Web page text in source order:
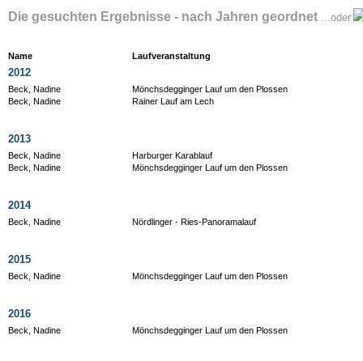
Die gesuchten Ergebnisse - nach Jahren geordnet ...oder
Name Laufveranstaltung
2012
Beck, Nadine
Mönchsdegginger Lauf um den Plossen
Beck, Nadine
Rainer Lauf am Lech
2013
Beck, Nadine
Harburger Karablauf
Beck, Nadine
Mönchsdegginger Lauf um den Plossen
2014
Beck, Nadine Nördlinger - Ries-Panoramalauf
2015
Beck, Nadine Mönchsdegginger Lauf um den Plossen
2016
Beck, Nadine Mönchsdegginger Lauf um den Plossen